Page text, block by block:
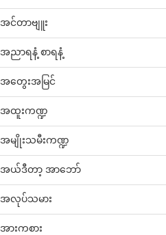
အင်တာဗျူး
အညာရနံ့ စာရနံ့
အတွေးအမြင်
အထူးကဏ္ဍ
အမျိုးသမီးကဏ္ဍ
အယ်ဒီတာ့ အာဘော်
အလုပ်သမား
အားကစား